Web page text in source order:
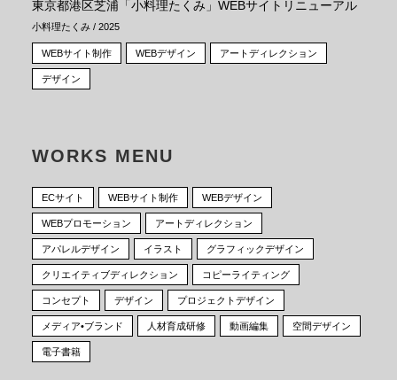
東京都港区芝浦「小料理たくみ」WEBサイトリニューアル
小料理たくみ / 2025
WEBサイト制作 WEBデザイン アートディレクション
デザイン
WORKS MENU
ECサイト WEBサイト制作 WEBデザイン
WEBプロモーション アートディレクション
アパレルデザイン イラスト グラフィックデザイン
クリエイティブディレクション コピーライティング
コンセプト デザイン プロジェクトデザイン
メディア•ブランド 人材育成研修 動画編集 空間デザイン
電子書籍